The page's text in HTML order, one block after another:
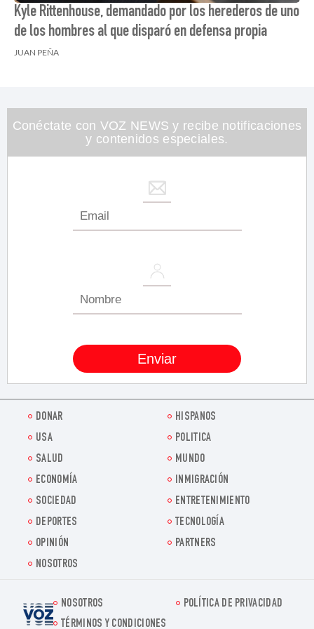
Kyle Rittenhouse, demandado por los herederos de uno
de los hombres al que disparó en defensa propia
JUAN PEÑA
Conéctate con VOZ NEWS y recibe notificaciones
y contenidos especiales.
DONAR
HISPANOS
USA
POLITICA
SALUD
MUNDO
ECONOMÍA
INMIGRACIÓN
SOCIEDAD
ENTRETENIMIENTO
DEPORTES
TECNOLOGÍA
OPINIÓN
PARTNERS
NOSOTROS
Voz.us
NOSOTROS
POLÍTICA DE PRIVACIDAD
TÉRMINOS Y CONDICIONES